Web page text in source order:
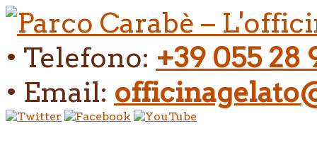
• Telefono: +39 055 28
• Email: